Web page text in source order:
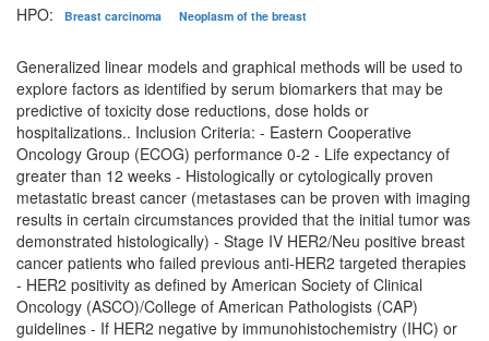
HPO: Breast carcinoma Neoplasm of the breast
Generalized linear models and graphical methods will be used to
explore factors as identified by serum biomarkers that may be
predictive of toxicity dose reductions, dose holds or
hospitalizations.. Inclusion Criteria: - Eastern Cooperative
Oncology Group (ECOG) performance 0-2 - Life expectancy of
greater than 12 weeks - Histologically or cytologically proven
metastatic breast cancer (metastases can be proven with imaging
results in certain circumstances provided that the initial tumor was
demonstrated histologically) - Stage IV HER2/Neu positive breast
cancer patients who failed previous anti-HER2 targeted therapies
- HER2 positivity as defined by American Society of Clinical
Oncology (ASCO)/College of American Pathologists (CAP)
guidelines - If HER2 negative by immunohistochemistry (IHC) or